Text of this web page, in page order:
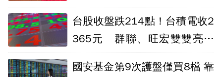
台股收盤跌214點！台積電收2
365元 群聯、旺宏雙雙亮燈
國安基金第9次護盤僅買8檔 靠